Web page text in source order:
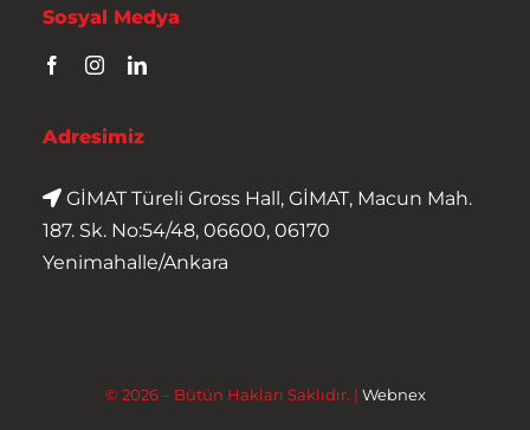
Sosyal Medya
Adresimiz
GİMAT Türeli Gross Hall, GİMAT, Macun Mah.
187. Sk. No:54/48, 06600, 06170
Yenimahalle/Ankara
© 2026 – Bütün Hakları Saklıdır. | Webnex